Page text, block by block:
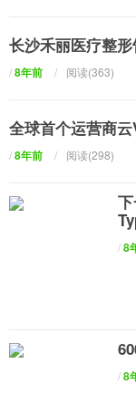
长沙禾丽医疗整
/8年前 / 阅读(363)
全球首个运营商
/8年前 / 阅读(298)
/8
/8